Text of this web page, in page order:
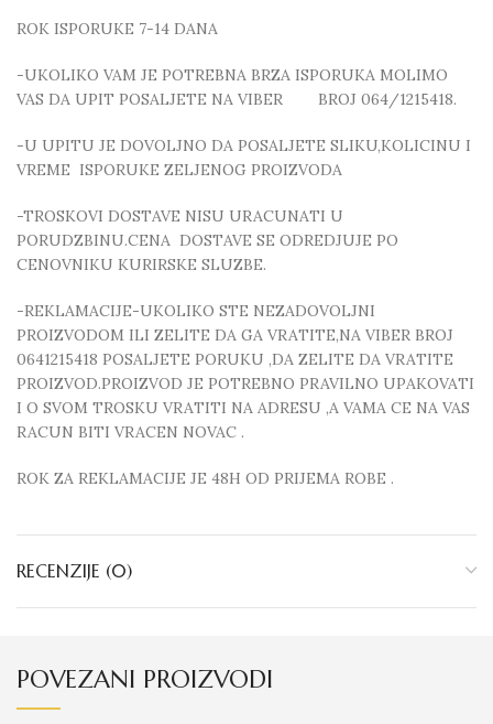
ROK ISPORUKE 7-14 DANA
-UKOLIKO VAM JE POTREBNA BRZA ISPORUKA MOLIMO
VAS DA UPIT POSALJETE NA VIBER BROJ 064/1215418.
-U UPITU JE DOVOLJNO DA POSALJETE SLIKU,KOLICINU I
VREME ISPORUKE ZELJENOG PROIZVODA
-TROSKOVI DOSTAVE NISU URACUNATI U
PORUDZBINU.CENA DOSTAVE SE ODREDJUJE PO
CENOVNIKU KURIRSKE SLUZBE.
-REKLAMACIJE-UKOLIKO STE NEZADOVOLJNI
PROIZVODOM ILI ZELITE DA GA VRATITE,NA VIBER BROJ
0641215418 POSALJETE PORUKU ,DA ZELITE DA VRATITE
PROIZVOD.PROIZVOD JE POTREBNO PRAVILNO UPAKOVATI
I O SVOM TROSKU VRATITI NA ADRESU ,A VAMA CE NA VAS
RACUN BITI VRACEN NOVAC .
ROK ZA REKLAMACIJE JE 48H OD PRIJEMA ROBE .
RECENZIJE (0)
POVEZANI PROIZVODI